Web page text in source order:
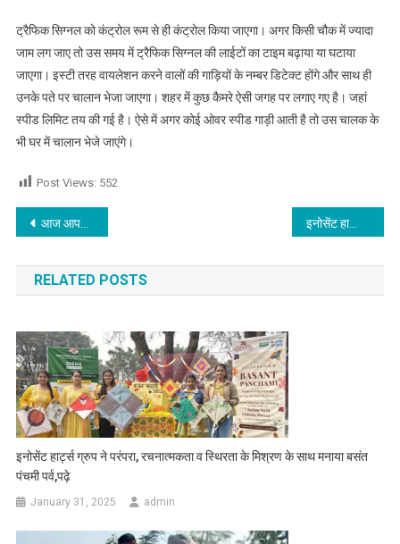
ट्रैफिक सिग्नल को कंट्रोल रूम से ही कंट्रोल किया जाएगा। अगर किसी चौक में ज्यादा
जाम लग जाए तो उस समय में ट्रैफिक सिग्नल की लाईटों का टाइम बढ़ाया या घटाया
जाएगा। इस्टी तरह वायलेशन करने वालों की गाड़ियों के नम्बर डिटेक्ट होंगे और साथ ही
उनके पते पर चालान भेजा जाएगा। शहर में कुछ कैमरे ऐसी जगह पर लगाए गए है। जहां
स्पीड लिमिट तय की गई है। ऐसे में अगर कोई ओवर स्पीड गाड़ी आती है तो उस चालक के
भी घर में चालान भेजे जाएंगे।
Post Views: 552
Post navigation
आज आपकी मेहनत लाएगी रंग,नौकरी और व्यापार में होगी तरक्की,जाने आज का राशिफल इनोसेंट हार्ट्स कॉलेज ऑफ़ एजुकेशन ने ओरिएंटेशन प्रोग्राम का किया आयोजन,पढ़े
RELATED POSTS
इनोसेंट हार्ट्स ग्रुप ने परंपरा, रचनात्मकता व स्थिरता के मिश्रण के साथ मनाया बसंत
पंचमी पर्व,पढ़े
January 31, 2025 admin